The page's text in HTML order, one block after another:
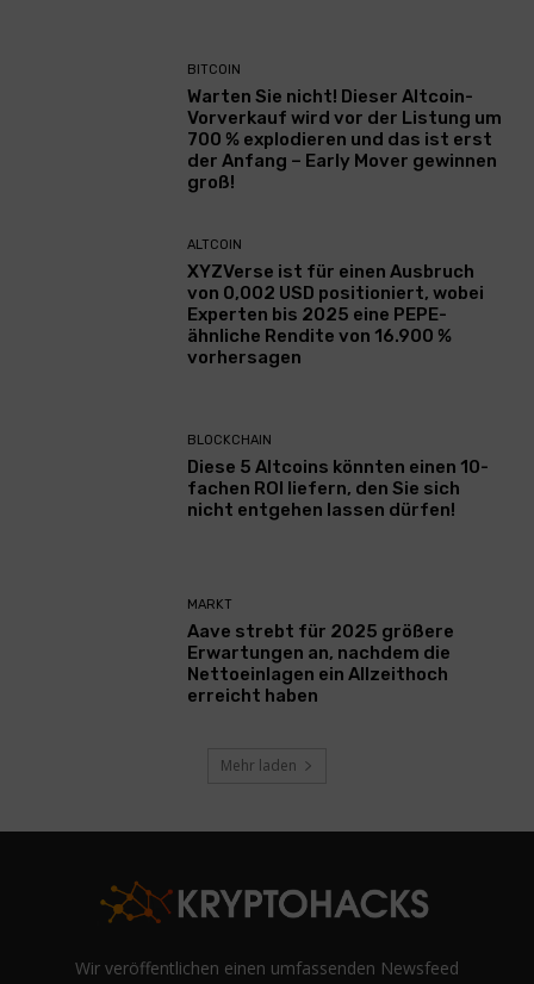
BITCOIN
Warten Sie nicht! Dieser Altcoin-
Vorverkauf wird vor der Listung um
700 % explodieren und das ist erst
der Anfang – Early Mover gewinnen
groß!
ALTCOIN
XYZVerse ist für einen Ausbruch
von 0,002 USD positioniert, wobei
Experten bis 2025 eine PEPE-
ähnliche Rendite von 16.900 %
vorhersagen
BLOCKCHAIN
Diese 5 Altcoins könnten einen 10-
fachen ROI liefern, den Sie sich
nicht entgehen lassen dürfen!
MARKT
Aave strebt für 2025 größere
Erwartungen an, nachdem die
Nettoeinlagen ein Allzeithoch
erreicht haben
Mehr laden
Wir veröffentlichen einen umfassenden Newsfeed